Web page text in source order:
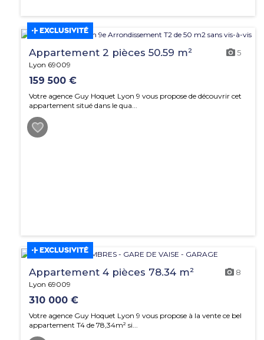
EXCLUSIVITÉ
Appartement 2 pièces 50.59 m² 5
Lyon 69009
159 500 €
Votre agence Guy Hoquet Lyon 9 vous propose de découvrir cet
appartement situé dans le qua...
EXCLUSIVITÉ
Appartement 4 pièces 78.34 m² 8
Lyon 69009
310 000 €
Votre agence Guy Hoquet Lyon 9 vous propose à la vente ce bel
appartement T4 de 78,34m² si...